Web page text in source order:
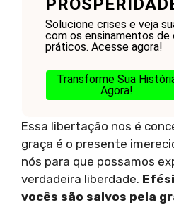
Solucione crises e veja
com os ensinamentos
práticos. Acesse agora!
Transforme Sua
Agora!
Essa libertação nos é
graça é o presente
nós para que possamos
verdadeira liberdade.
vocês são salvos pela